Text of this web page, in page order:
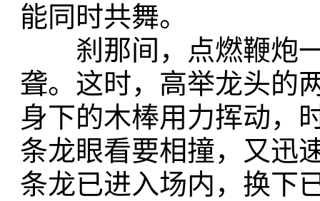
能同时共舞。
刹那间，点燃鞭炮一
聋。这时，高举龙头的
身下的木棒用力挥动，
条龙眼看要相撞，又迅
条龙已进入场内，换下